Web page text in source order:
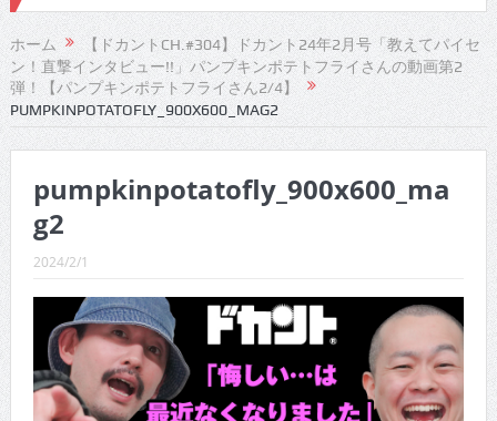
CINEMA×STYLE 292号
CINEMA×STYLE 291号
CINEMA×STYLE 290号
CINEMA×STYLE 288号
CINEMA×STYLE 285号
CINEMA×STYLE 294号
ホーム
【ドカントCH.#304】ドカント24年2月号「教えてパイセ
ン！直撃インタビュー!!」パンプキンポテトフライさんの動画第2
弾！【パンプキンポテトフライさん2/4】
PUMPKINPOTATOFLY_900X600_MAG2
pumpkinpotatofly_900x600_ma
g2
2024/2/1